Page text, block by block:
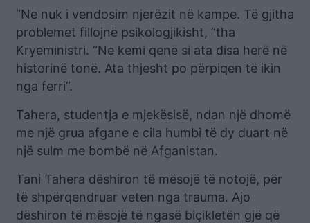
“Ne nuk i vendosim njerëzit në kampe. Të gjitha
problemet fillojnë psikologjikisht, ”tha
Kryeministri. “Ne kemi qenë si ata disa herë në
historinë tonë. Ata thjesht po përpiqen të ikin
nga ferri”.
Tahera, studentja e mjekësisë, ndan një dhomë
me një grua afgane e cila humbi të dy duart në
një sulm me bombë në Afganistan.
Tani Tahera dëshiron të mësojë të notojë, për
të shpërqendruar veten nga trauma. Ajo
dëshiron të mësojë të ngasë biçikletën gjë që